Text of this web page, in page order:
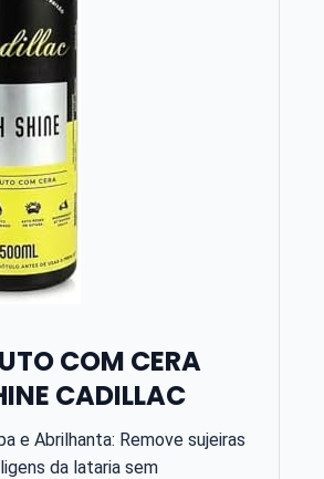
COM CERA
CADILLAC
e Abrilhanta: Remove sujeiras
da lataria sem